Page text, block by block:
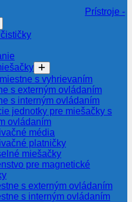
Prístroje -
s vyhrievaním
s externým ovládaním
s interným ovládaním
jednotky pre miešačky s
ovládaním
média
platničky
miešačky
pre magnetické
s externým ovládaním
s interným ovládaním